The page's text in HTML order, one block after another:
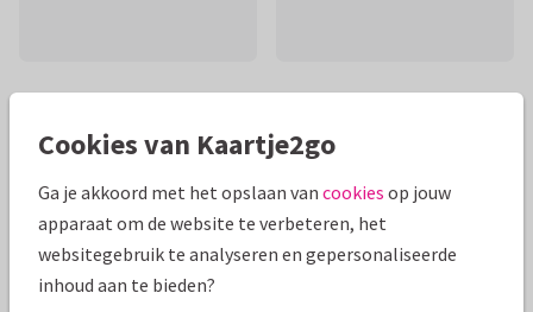
Mooie extra's bij je kaart
Cookies van Kaartje2go
Ga je akkoord met het opslaan van cookies op jouw
apparaat om de website te verbeteren, het
websitegebruik te analyseren en gepersonaliseerde
inhoud aan te bieden?